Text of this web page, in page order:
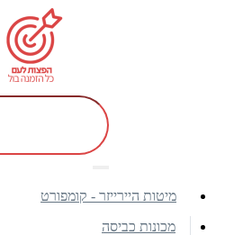
מיטות היירייזר - קומפורט
מכונות כביסה